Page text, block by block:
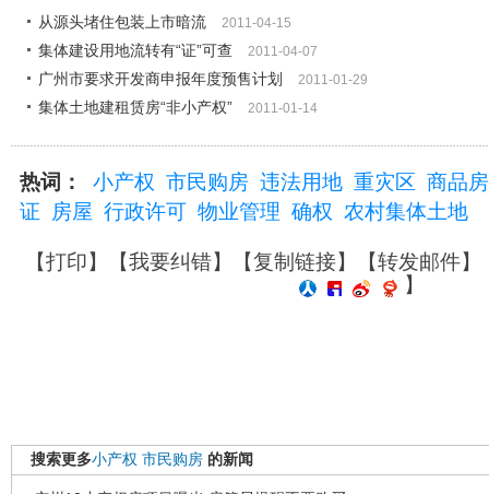
从源头堵住包装上市暗流
2011-04-15
集体建设用地流转有“证”可查 2011-04-07
广州市要求开发商申报年度预售计划 2011-01-29
集体土地建租赁房“非小产权” 2011-01-14
热词： 小产权 市民购房 违法用地 重灾区 商品
证
房屋 行政许可 物业管理 确权 农村集体土地
【打印】【我要纠错】【复制链接】【转发邮件】
】
搜索更多小产权 市民购房 的新闻